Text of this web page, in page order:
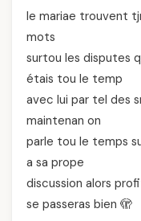
le mariae trouvent
mots
surtou les disputes
étais tou le temp
avec lui par tel des
maintenan on
parle tou le temps
a sa prope
discussion alors
se passeras bien 🫣